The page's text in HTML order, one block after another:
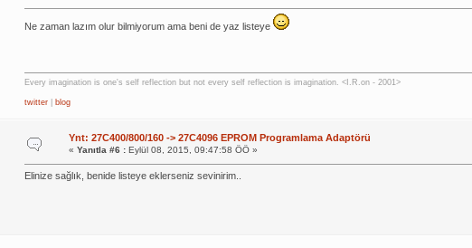
Ne zaman lazım olur bilmiyorum ama beni de yaz listeye
Every imagination is one's self reflection but not every self reflection is imagination. <I.R.on - 2001>
twitter| blog
Ynt: 27C400/800/160 -> 27C4096 EPROM Programlama Adaptörü
« Yanıtla #6 :Eylül 08, 2015, 09:47:58 ÖÖ »
Elinize sağlık, benide listeye eklerseniz sevinirim..